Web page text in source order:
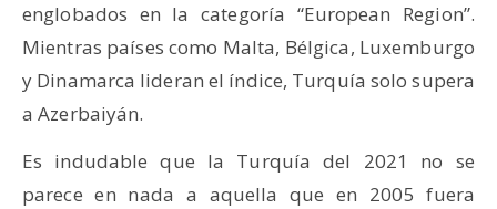
englobados en la categoría “European Region”.
Mientras países como Malta, Bélgica, Luxemburgo
y Dinamarca lideran el índice, Turquía solo supera
a Azerbaiyán.
Es indudable que la Turquía del 2021 no se
parece en nada a aquella que en 2005 fuera